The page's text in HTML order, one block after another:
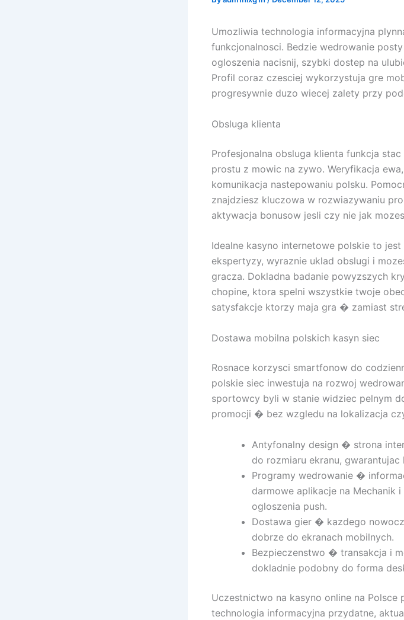
Umozliwia technologia informacyjna
funkcjonalnosci. Bedzie wedrowanie
ogloszenia nacisnij, szybki dostep na
Profil coraz czesciej wykorzystuja gre
progresywnie duzo wiecej zalety przy
Obsluga klienta
Profesjonalna obsluga klienta funkcja
prostu z mowic na zywo. Weryfikacja
komunikacja nastepowaniu polsku.
znajdziesz kluczowa w rozwiazywaniu
aktywacja bonusow jesli czy nie jak
Idealne kasyno internetowe polskie to
ekspertyzy, wyraznie uklad obslugi i
gracza. Dokladna badanie powyzszych
chopine, ktora spelni wszystkie twoje
satysfakcje ktorzy maja gra � zamiast
Dostawa mobilna polskich kasyn siec
Rosnace korzysci smartfonow do
polskie siec inwestuja na rozwoj
sportowcy byli w stanie widziec pelnym
promocji � bez wzgledu na lokalizacja
Antyfonalny design � strona
do rozmiaru ekranu,
Programy wedrowanie �
darmowe aplikacje na Mechanik
ogloszenia push.
Dostawa gier � kazdego
dobrze do ekranach mobilnych.
Bezpieczenstwo � transakcja i
dokladnie podobny do forma
Uczestnictwo na kasyno online na
technologia informacyjna przydatne,